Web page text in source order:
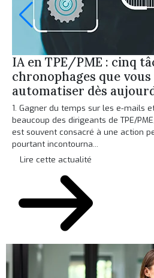
IA en TPE/PME : cinq
chronophages que vous
automatiser dès
1. Gagner du temps sur les e-mails
beaucoup des dirigeants de TPE/
est souvent consacré à une action
pourtant incontourna...
Lire cette actualité